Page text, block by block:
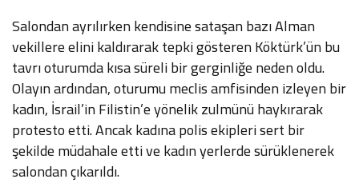
Salondan ayrılırken kendisine sataşan bazı Alman
vekillere elini kaldırarak tepki gösteren Köktürk’ün bu
tavrı oturumda kısa süreli bir gerginliğe neden oldu.
Olayın ardından, oturumu meclis amfisinden izleyen bir
kadın, İsrail’in Filistin’e yönelik zulmünü haykırarak
protesto etti. Ancak kadına polis ekipleri sert bir
şekilde müdahale etti ve kadın yerlerde sürüklenerek
salondan çıkarıldı.